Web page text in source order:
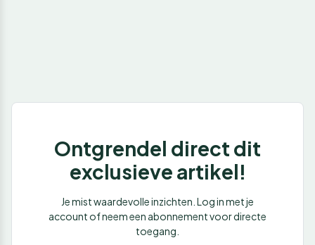
Ontgrendel direct dit
exclusieve artikel!
Je mist waardevolle inzichten. Log in met je
account of neem een abonnement voor directe
toegang.